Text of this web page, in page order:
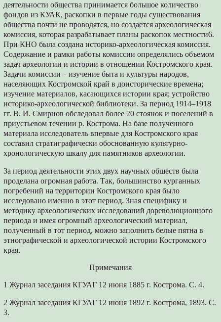
деятельности общества принимается большое количество
фондов из КУАК, раскопки в первые годы существования
общества почти не проводятся, но создается археологическая
комиссия, которая разрабатывает планы раскопок местности6.
При КНО была создана историко-археологическая комиссия.
Содержание и рамки работы комиссии определялись объемом
задач археологии и истории в отношении Костромского края.
Задачи комиссии – изучение быта и культуры народов,
населяющих Костромской край в доисторические времена;
изучение материалов, касающихся истории края; устройство
историко-археологической библиотеки. За период 1914–1918
гг. В. И. Смирнов обследовал более 20 стоянок и поселений в
приустьевом течении р. Кострома. На базе полученного
материала исследователь впервые для Костромского края
составил стратиграфически обоснованную культурно-
хронологическую шкалу для памятников археологии.
За период деятельности этих двух научных обществ была
проделана огромная работа. Так, большинство курганных
погребений на территории Костромского края было
исследовано именно в этот период. Зная специфику и
методику археологических исследований дореволюционного
периода и имея огромный археологический материал,
полученный в тот период, можно заполнить белые пятна в
этнографической и археологической истории Костромского
края.
Примечания
1 Журнал заседания КГУАГ 12 июня 1885 г. Кострома. С. 4.
2 Журнал заседания КГУАГ 12 июня 1892 г. Кострома, 1893. С.
3.